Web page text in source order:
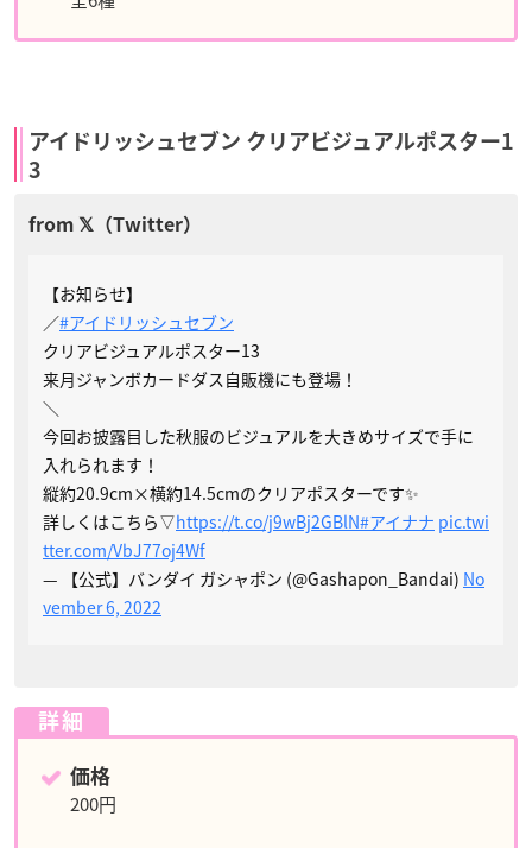
アイドリッシュセブン クリアビジュアルポスター1
3
【お知らせ】
／#アイドリッシュセブン
クリアビジュアルポスター13
来月ジャンボカードダス自販機にも登場！
＼
今回お披露目した秋服のビジュアルを大きめサイズで手に
入れられます！
縦約20.9cm×横約14.5cmのクリアポスターです✨
詳しくはこちら▽https://t.co/j9wBj2GBlN#アイナナ pic.twi
tter.com/VbJ77oj4Wf
— 【公式】バンダイ ガシャポン (@Gashapon_Bandai) No
vember 6, 2022
詳細
価格
200円